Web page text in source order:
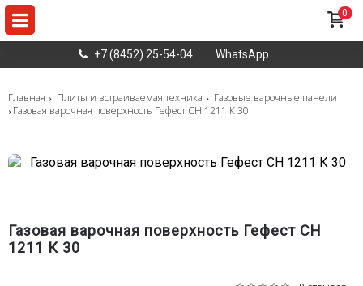
+7 (8452) 25-54-04 WhatsApp
0
Главная Плиты и встраиваемая техника
Газовые варочные панели
Газовая варочная поверхность Гефест СН 1211 К 30
Газовая варочная поверхность Гефест СН
1211 К 30